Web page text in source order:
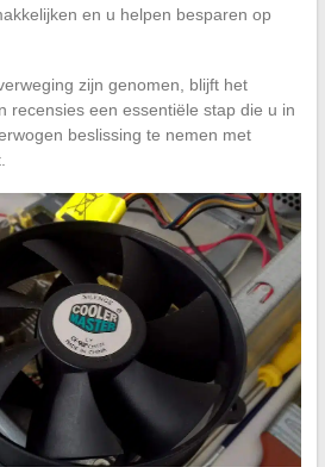
en u helpen besparen op
zijn genomen, blijft het
recensies een essentiële stap die u in
beslissing te nemen met